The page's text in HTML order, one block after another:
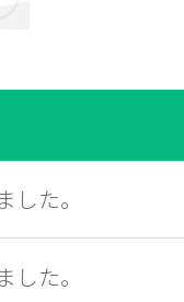
た。
た。